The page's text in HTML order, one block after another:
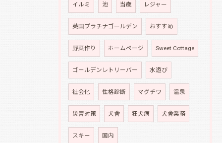
イルミ 池 当歳 レジャー
英国プラチナゴールデン おすすめ
野菜作り ホームページ Sweet Cottage
ゴールデンレトリーバー 水遊び
社会化 性格診断 マグチワ 温泉
災害対策 犬舎 狂犬病 犬舎業務
スキー 国内